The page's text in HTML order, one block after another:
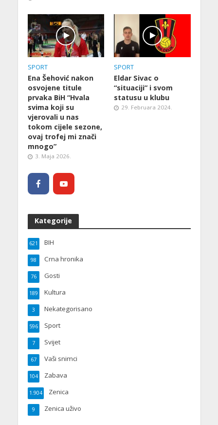
SPORT
Ena Šehović nakon
osvojene titule
prvaka BiH “Hvala
svima koji su
vjerovali u nas
tokom cijele sezone,
ovaj trofej mi znači
mnogo”
3. Maja 2026.
SPORT
Eldar Sivac o
“situaciji” i svom
statusu u klubu
29. Februara 2024.
Kategorije
BIH
621
Crna hronika
98
Gosti
76
Kultura
189
Nekategorisano
3
Sport
596
Svijet
7
Vaši snimci
67
Zabava
104
Zenica
1.904
Zenica uživo
9